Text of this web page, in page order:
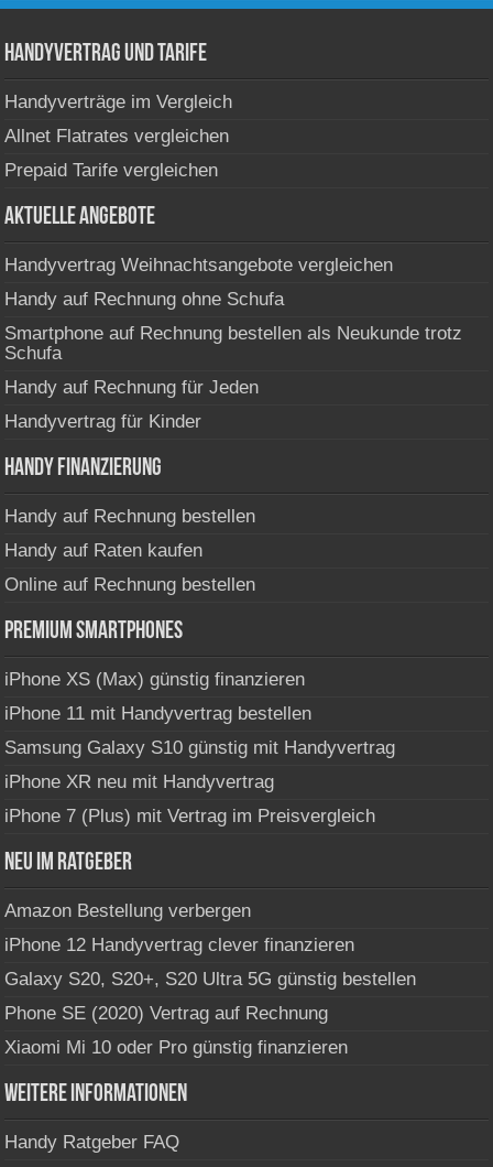
Handyvertrag und Tarife
Handyverträge im Vergleich
Allnet Flatrates vergleichen
Prepaid Tarife vergleichen
Aktuelle Angebote
Handyvertrag Weihnachtsangebote vergleichen
Handy auf Rechnung ohne Schufa
Smartphone auf Rechnung bestellen als Neukunde trotz
Schufa
Handy auf Rechnung für Jeden
Handyvertrag für Kinder
Handy Finanzierung
Handy auf Rechnung bestellen
Handy auf Raten kaufen
Online auf Rechnung bestellen
Premium Smartphones
iPhone XS (Max) günstig finanzieren
iPhone 11 mit Handyvertrag bestellen
Samsung Galaxy S10 günstig mit Handyvertrag
iPhone XR neu mit Handyvertrag
iPhone 7 (Plus) mit Vertrag im Preisvergleich
Neu im Ratgeber
Amazon Bestellung verbergen
iPhone 12 Handyvertrag clever finanzieren
Galaxy S20, S20+, S20 Ultra 5G günstig bestellen
Phone SE (2020) Vertrag auf Rechnung
Xiaomi Mi 10 oder Pro günstig finanzieren
Weitere Informationen
Handy Ratgeber FAQ